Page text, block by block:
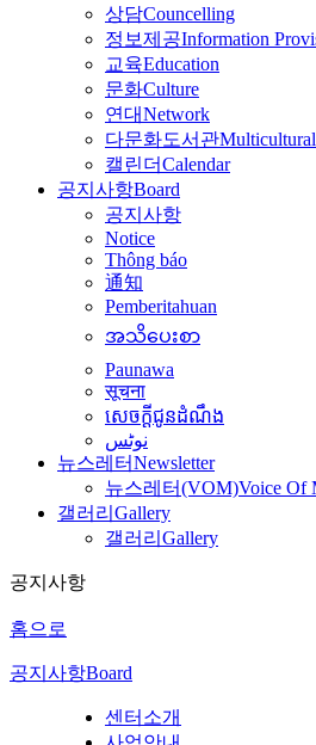
상담Councelling
정보제공Information
교육Education
문화Culture
연대Network
다문화도서관
캘린더Calendar
공지사항Board
공지사항
Notice
Thông báo
通知
Pemberitahuan
အသိပေးစာ
Paunawa
सूचना
សេចក្តីជូនដំណឹង
نوٹس
뉴스레터Newsletter
뉴스레터(VOM)Voice Of
갤러리 Gallery
갤러리 Gallery
공지사항
홈으로
공지사항Board
센터소개